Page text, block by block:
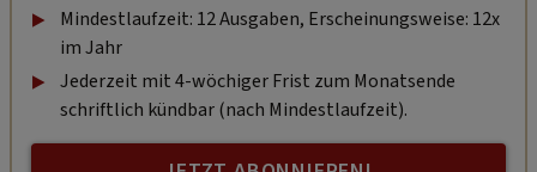
Mindestlaufzeit: 12 Ausgaben, Erscheinungsweise: 12x
im Jahr
Jederzeit mit 4-wöchiger Frist zum Monatsende
schriftlich kündbar (nach Mindestlaufzeit).